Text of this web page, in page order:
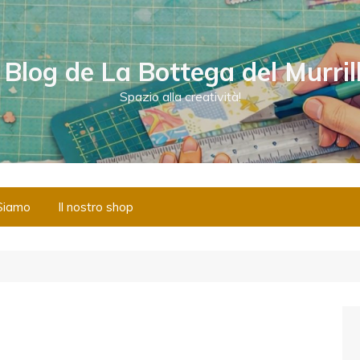
de La Bottega del
Spazio alla creatività!
Il nostro shop